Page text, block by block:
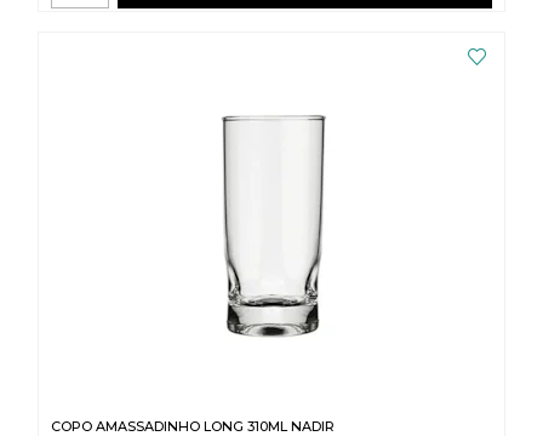
COPO AMASSADINHO LONG 310ML NADIR